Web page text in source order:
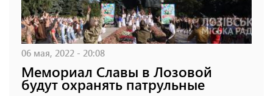
06 мая, 2022 - 20:08
Мемориал Славы в Лозовой
будут охранять патрульные